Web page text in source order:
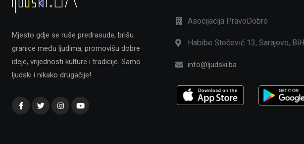
Mjesto gdje se ruše predrasude, brišu
granice među ljudima, promovišu dobre
ideje, vrijednosti kulture i tradicije. Samo
ljudski i nikako drugačije!
Asocijacija PravoDobro
Habibe Stočević 13, Sarajevo, BiH
info@ljudski.ba